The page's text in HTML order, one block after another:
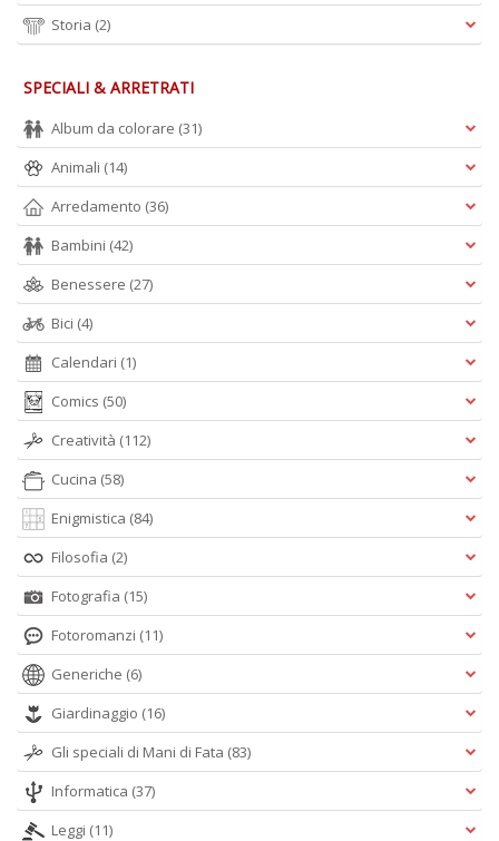
Storia (2)
SPECIALI & ARRETRATI
Album da colorare (31)
Animali (14)
Arredamento (36)
Bambini (42)
Benessere (27)
Bici (4)
Calendari (1)
Comics (50)
Creatività (112)
Cucina (58)
Enigmistica (84)
Filosofia (2)
Fotografia (15)
Fotoromanzi (11)
Generiche (6)
Giardinaggio (16)
Gli speciali di Mani di Fata (83)
Informatica (37)
Leggi (11)